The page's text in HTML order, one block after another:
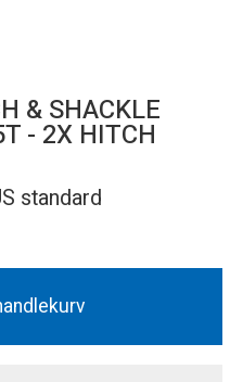
& SHACKLE
- 2X HITCH
standard